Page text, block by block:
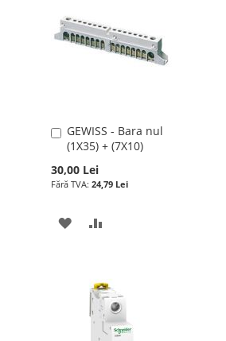
DE
GEWISS - Bara nul
(1X35) + (7X10)
30,00 Lei
24,79 Lei
Adauga
în
ADAUGATI
DORINTE